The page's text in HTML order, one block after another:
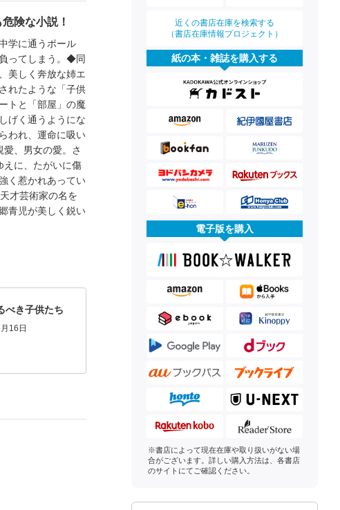
険な小説！
学に通うポール
ってしまう。◆同
美しく奔放な姉エ
れたような「子供
トと「部屋」の魔
げく通うようにな
われ、運命に吸い
、男女の愛。さ
えに、たがいに傷
く惹かれあってい
才芸術家の名を
青児が美しく鋭い
べき子供たち
16日
近くの書店在庫を検索する
（書店在庫情報プロジェクト）
紙の本・雑誌を購入する
電子版を購入
※書店によって現在在庫や取り扱いがない場
合がございます。詳しい購入方法は、各書店
のサイトにてご確認ください。